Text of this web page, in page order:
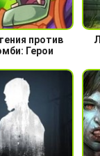
против
Герои